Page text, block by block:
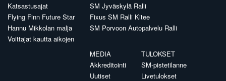
Katsastusajat
Flying Finn Future Star
Hannu Mikkolan malja
Voittajat kautta aikojen
SM Jyväskylä Ralli
Fixus SM Ralli Kitee
SM Porvoon Autopalvelu Ralli
MEDIA
Akkreditointi
Uutiset
TULOKSET
SM-pistetilanne
Livetulokset